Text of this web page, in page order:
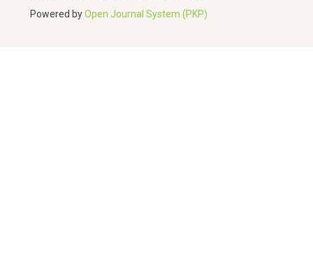
Powered byOpen Journal System (PKP)